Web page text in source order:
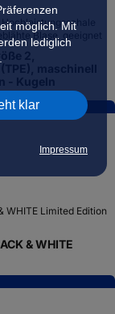
möglich. Mit
lediglich
klar
Impressum
2,
maschinell
- Kugeln
& WHITE